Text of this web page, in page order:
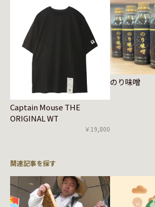
Captain Mouse THE
ORIGINAL WT
￥19,800
のり味噌
関連記事を探す